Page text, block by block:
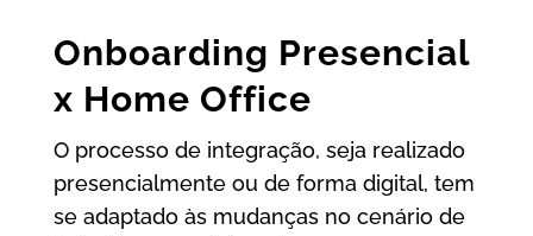
Onboarding Presencial
x Home Office
O processo de integração, seja realizado
presencialmente ou de forma digital, tem
se adaptado às mudanças no cenário de